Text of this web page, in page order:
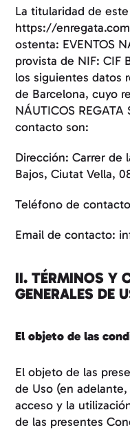
La titularidad de
https://
ostenta: EVENTOS
provista de NIF: CIF
los siguientes datos
de Barcelona, cuyo
NÁUTICOS
contacto son:
Dirección: Carrer de
Bajos, Ciutat Vella,
Teléfono de
Email de contacto:
II. TÉRMINOS Y
GENERALES DE
El objeto de las
El objeto de las
de Uso (en
acceso y la
de las presentes